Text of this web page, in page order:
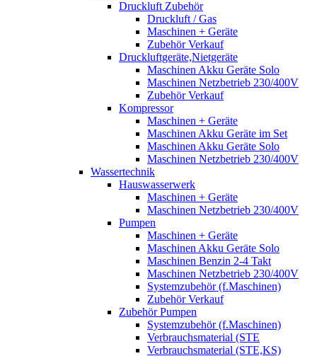
Druckluft Zubehör
Druckluft / Gas
Maschinen + Geräte
Zubehör Verkauf
Druckluftgeräte,Nietgeräte
Maschinen Akku Geräte Solo
Maschinen Netzbetrieb 230/400V
Zubehör Verkauf
Kompressor
Maschinen + Geräte
Maschinen Akku Geräte im Set
Maschinen Akku Geräte Solo
Maschinen Netzbetrieb 230/400V
Wassertechnik
Hauswasserwerk
Maschinen + Geräte
Maschinen Netzbetrieb 230/400V
Pumpen
Maschinen + Geräte
Maschinen Akku Geräte Solo
Maschinen Benzin 2-4 Takt
Maschinen Netzbetrieb 230/400V
Systemzubehör (f.Maschinen)
Zubehör Verkauf
Zubehör Pumpen
Systemzubehör (f.Maschinen)
Verbrauchsmaterial (STE
Verbrauchsmaterial (STE,KS)